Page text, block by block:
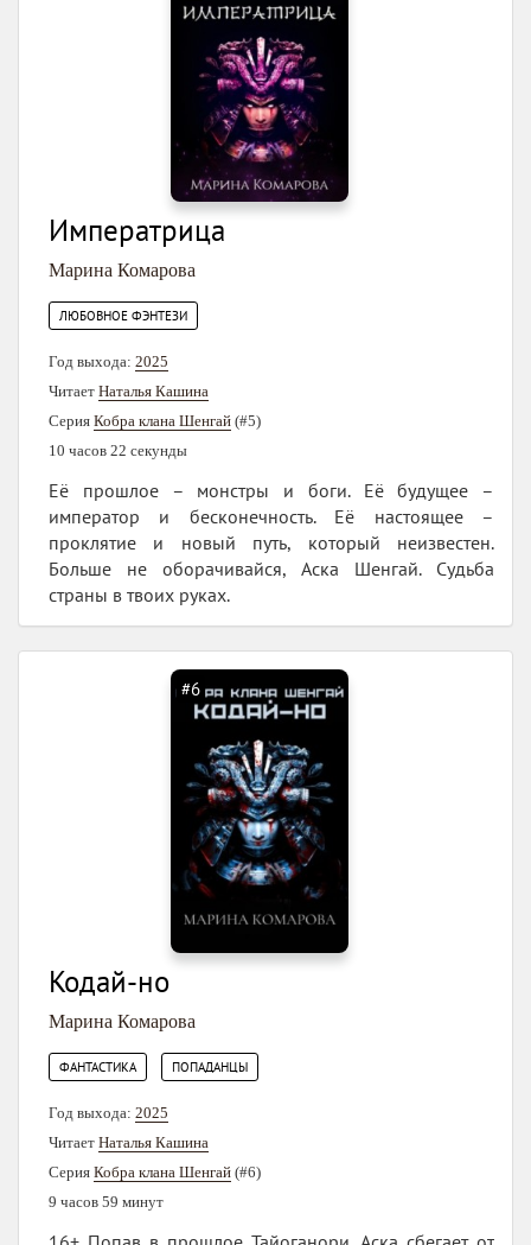
Императрица
Марина Комарова
ЛЮБОВНОЕ ФЭНТЕЗИ
Год выхода: 2025
Читает Наталья Кашина
Серия Кобра клана Шенгай (#5)
10 часов 22 секунды
Её прошлое – монстры и боги. Её будущее –
император и бесконечность. Её настоящее –
проклятие и новый путь, который неизвестен.
Больше не оборачивайся, Аска Шенгай. Судьба
страны в твоих руках.
#6
Кодай-но
Марина Комарова
ФАНТАСТИКА ПОПАДАНЦЫ
Год выхода: 2025
Читает Наталья Кашина
Серия Кобра клана Шенгай (#6)
9 часов 59 минут